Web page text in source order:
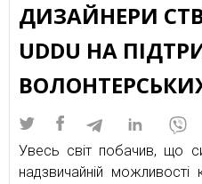
ДИЗАЙНЕРИ
UDDU НА
Увесь світ побачив, що
надзвичайній можливості